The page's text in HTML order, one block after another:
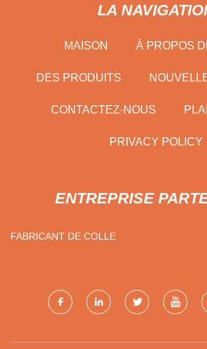
LA
MAISON À PROPOS
DES PRODUITS
CONTACTEZ-NOUS
PRIVACY POLICY
ENTREPRISE
FABRICANT DE COLLE